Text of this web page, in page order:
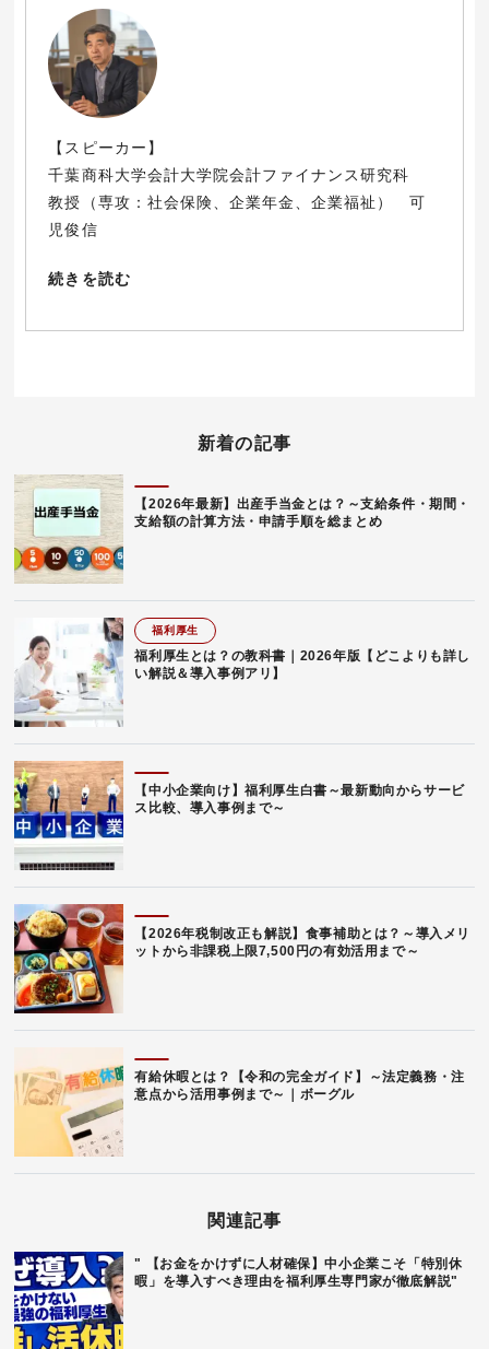
【スピーカー】
千葉商科大学会計大学院会計ファイナンス研究科
教授（専攻：社会保険、企業年金、企業福祉） 可
児俊信
続きを読む
新着の記事
【2026年最新】出産手当金とは？～支給条件・期間・
支給額の計算方法・申請手順を総まとめ
福利厚生
福利厚生とは？の教科書｜2026年版【どこよりも詳し
い解説＆導入事例アリ】
【中小企業向け】福利厚生白書～最新動向からサービ
ス比較、導入事例まで～
【2026年税制改正も解説】食事補助とは？～導入メリ
ットから非課税上限7,500円の有効活用まで～
有給休暇とは？【令和の完全ガイド】～法定義務・注
意点から活用事例まで～｜ボーグル
関連記事
" 【お金をかけずに人材確保】中小企業こそ「特別休
暇」を導入すべき理由を福利厚生専門家が徹底解説"